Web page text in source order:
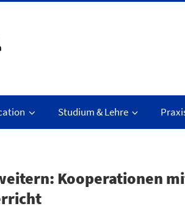
Studium & Lehre
Kooperationen